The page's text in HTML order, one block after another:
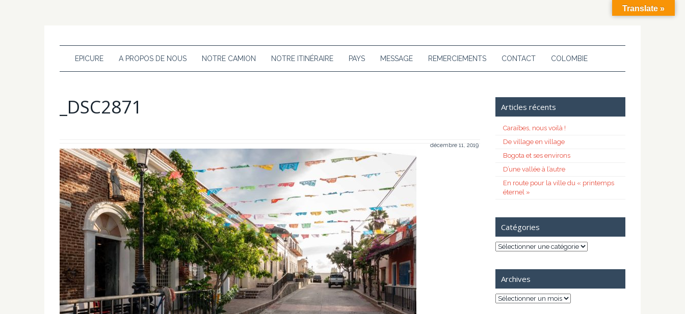
EPICURE A PROPOS DE NOUS NOTRE CAMION NOTRE ITINÉRAIRE PAYS MESSAGE REMERCIEMENTS CONTACT COLOMBIE
_DSC2871
décembre 11, 2019
Articles récents
Caraïbes, nous voilà !
De village en village
Bogota et ses environs
D’une vallée à l’autre
En route pour la ville du « printemps
éternel »
Catégories
Catégories
Archives
Archives
Translate »